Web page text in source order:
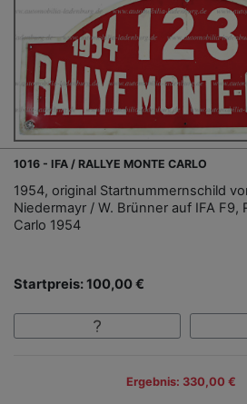
1016 - IFA / RALLYE MONTE CARLO
1954, original Startnummernschild
Niedermayr / W. Brünner auf IFA F9,
Carlo 1954
Startpreis: 100,00 €
Ergebnis: 330,00 €